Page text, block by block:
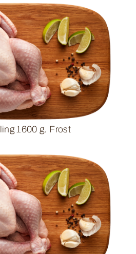
1600 g. Frost